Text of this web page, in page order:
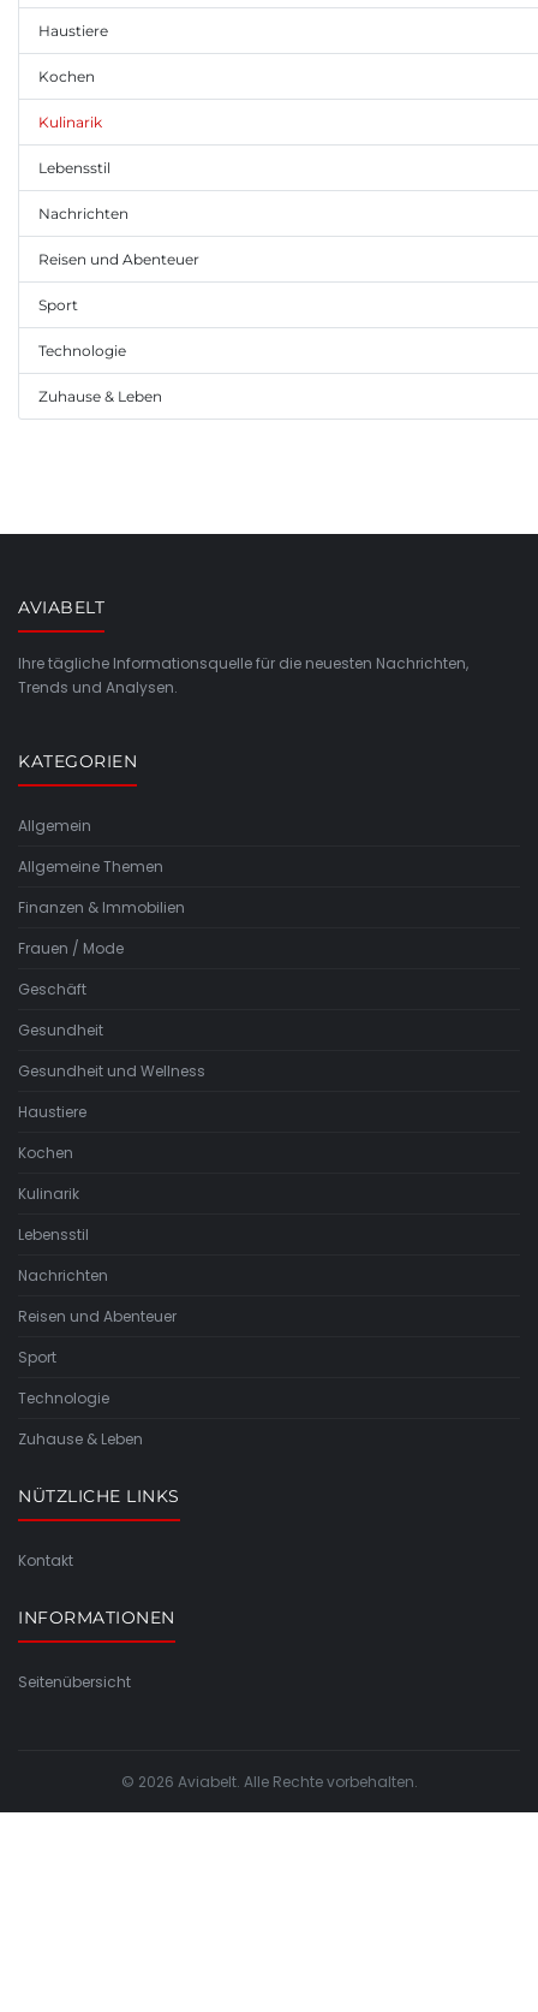
Haustiere
Kochen
Kulinarik
Lebensstil
Nachrichten
Reisen und Abenteuer
Sport
Technologie
Zuhause & Leben
AVIABELT
Ihre tägliche Informationsquelle für die neuesten Nachrichten,
Trends und Analysen.
KATEGORIEN
Allgemein
Allgemeine Themen
Finanzen & Immobilien
Frauen / Mode
Geschäft
Gesundheit
Gesundheit und Wellness
Haustiere
Kochen
Kulinarik
Lebensstil
Nachrichten
Reisen und Abenteuer
Sport
Technologie
Zuhause & Leben
NÜTZLICHE LINKS
Kontakt
INFORMATIONEN
Seitenübersicht
© 2026 Aviabelt. Alle Rechte vorbehalten.